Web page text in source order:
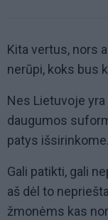
Kita vertus, nors
nerūpi, koks bus
Nes Lietuvoje
daugumos
patys išsirinkome.
Gali patikti, gali
aš dėl to
žmonėms kas